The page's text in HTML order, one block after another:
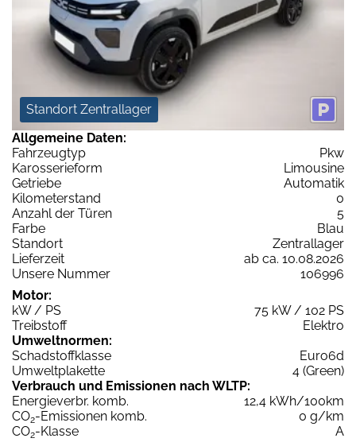
Standort Zentrallager
Allgemeine Daten:
Fahrzeugtyp
Pkw
Karosserieform
Limousine
Getriebe
Automatik
Kilometerstand
0
Anzahl der Türen
5
Farbe
Blau
Standort
Zentrallager
Lieferzeit
ab ca. 10.08.2026
Unsere Nummer
106996
Motor:
kW / PS
75 kW / 102 PS
Treibstoff
Elektro
Umweltnormen:
Schadstoffklasse
Euro6d
Umweltplakette
4 (Green)
Verbrauch und Emissionen nach WLTP:
Energieverbr. komb.
12,4 kWh/100km
CO2-Emissionen komb.
0 g/km
CO2-Klasse
A